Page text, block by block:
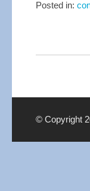
Posted in:
© Copyright